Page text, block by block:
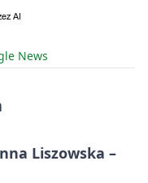
News
Liszowska –